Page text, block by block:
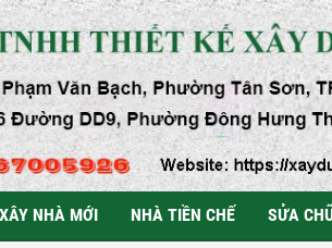
XÂY NHÀ MỚI NHÀ TIỀN CHẾ SỬA